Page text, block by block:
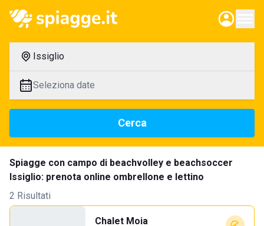
Issiglio
Seleziona date
Cerca
Spiagge con campo di beachvolley e beachsoccer
Issiglio: prenota online ombrellone e lettino
2 Risultati
Chalet Moia